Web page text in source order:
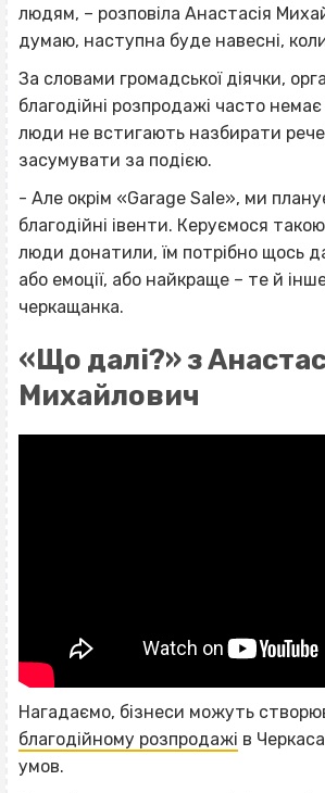
людям, – розповіла Анастасія
думаю, наступна буде навесні,
За словами громадської діячки,
благодійні розпродажі часто
люди не встигають назбирати
засумувати за подією.
- Але окрім «Garage Sale», ми
благодійні івенти. Керуємося
люди донатили, їм потрібно щось
або емоції, або найкраще – те й
черкащанка.
«Що далі?» з
Михайлович
Нагадаємо, бізнеси можуть
благодійному розпродажі в
умов.